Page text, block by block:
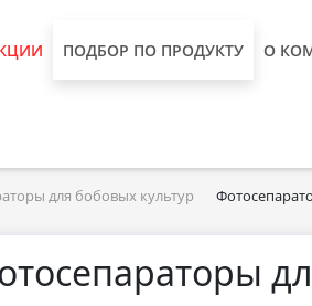
ПОДБОР ПО ПРОДУКТУ О
для бобовых культур